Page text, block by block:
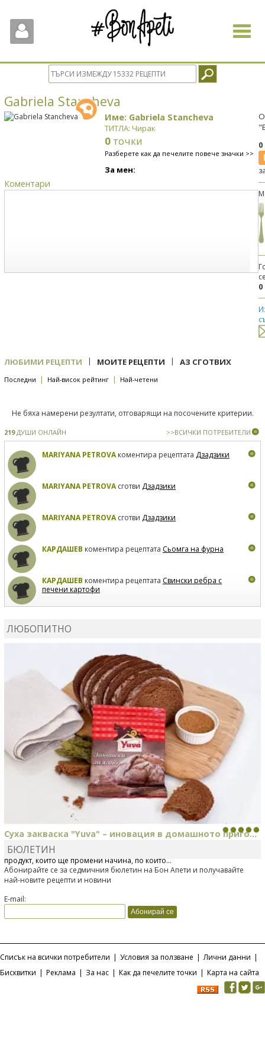
Toggle
Gabriela Stancheva
Име: Gabriela Stancheva
ТИТЛА: Чирак
0 точки
Разберете как да печелите повече значки >>
За мен:
Коментари
0
ЛЮБИМИ РЕЦЕПТИ | МОИТЕ РЕЦЕПТИ | АЗ СГОТВИХ
Последни | Най-висок рейтинг | Най-четени
Не бяха намерени резултати, отговарящи на посочените критерии.
219ДУШИ ОНЛАЙН >>ВСИЧКИ ПОТРЕБИТЕЛИ
MARIYANA PETROVAкоментира рецептата Дзадзики
MARIYANA PETROVAсготви Дзадзики
MARIYANA PETROVAсготви Дзадзики
КАРДАШЕВ коментира рецептата Сьомга на фурна
КАРДАШЕВ коментира рецептата Свински ребра с
печени картофи
ЛЮБОПИТНО
Суха закваска "Yuva" – иновация в домашното приго...
Отскоро Лесафр България стартира предлагането на изцяло нов
продукт, който ще промени начина, по който...
БЮЛЕТИН
Абонирайте се за седмичния бюлетин на Бон Апети и получавайте
най-новите рецепти и новини
E-mail:
Списък на всички потребители | Условия за ползване | Лични данни |
Бисквитки | Реклама | За нас | Как да печелите точки | Карта на сайта